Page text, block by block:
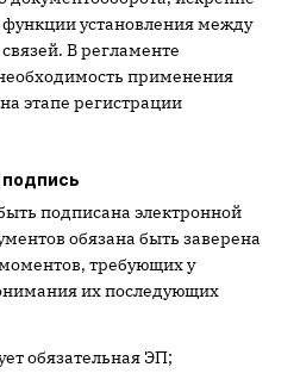
установления между
В регламенте
применения
этапе регистрации
подписана электронной
обязана быть заверена
требующих у
их последующих
обязательная ЭП;